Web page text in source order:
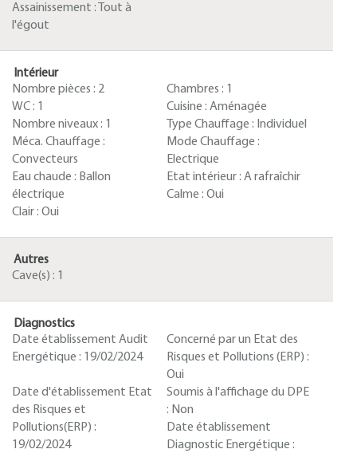
Assainissement :
Tout à
l'égout
Intérieur
Nombre pièces : 2 Chambres : 1
WC : 1 Cuisine : Aménagée
Nombre niveaux : 1 Type Chauffage : Individuel
Méca. Chauffage :
Convecteurs
Mode Chauffage :
Electrique
Eau chaude : Ballon
électrique
Etat intérieur : A rafraîchir
Calme : Oui
Clair : Oui
Autres
Cave(s) : 1
Diagnostics
Date établissement Audit
Energétique : 19/02/2024
Concerné par un Etat des
Risques et Pollutions (ERP) :
Oui
Date d'établissement Etat
des Risques et
Pollutions(ERP) :
19/02/2024
Soumis à l'affichage du DPE
: Non
Date établissement
Diagnostic Energétique :